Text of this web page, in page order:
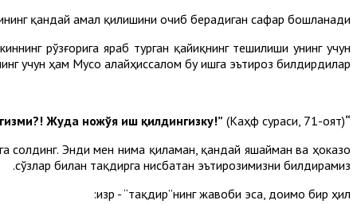
қандай амал қилишини очиб берадиган сафар бошланади.
рўзғорига яраб турган қайиқнинг тешилиши унинг учун
учун ҳам Мусо алайҳиссалом бу ишга эътироз билдирдилар:
“Одамларни ғарқ қилиш учун уни тешдингизми?! Жуда ножўя иш қилдингизку!”
(Каҳф сураси, 71-оят).
солдинг. Энди мен нима қиламан, қандай яшайман ва ҳоказо
сўзлар билан тақдирга нисбатан эътирозимизни билдирамиз.
Ҳизр - “тақдир”нинг жавоби эса, доимо бир ҳил: